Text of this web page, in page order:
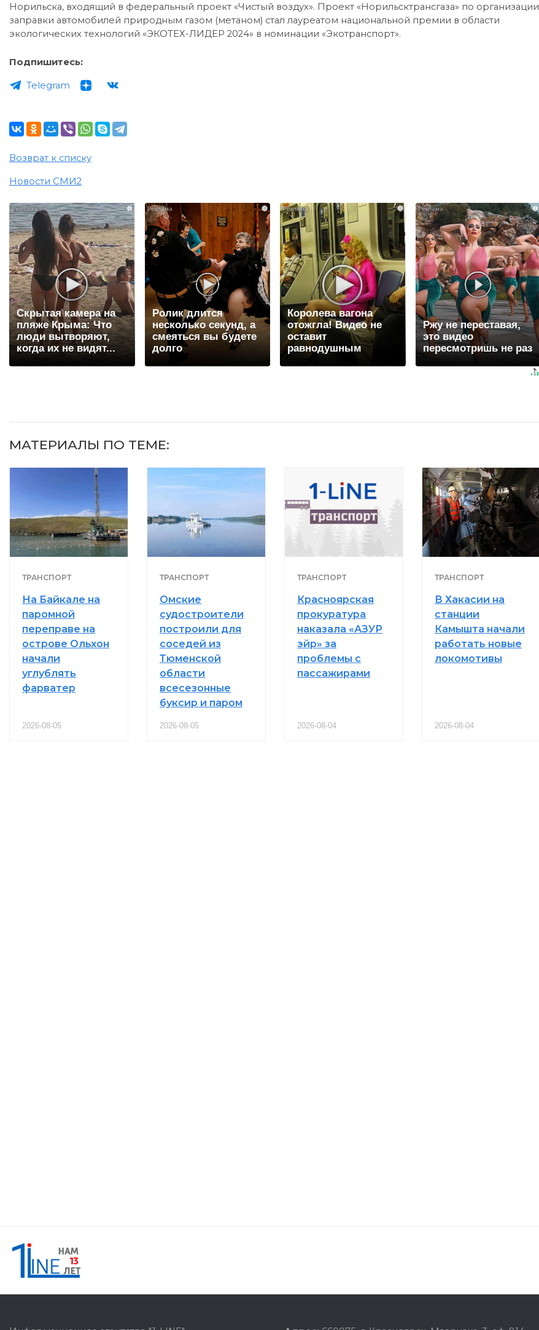
Норильска, входящий в федеральный проект «Чистый воздух». Проект «Норильсктрансгаза» по организации
заправки автомобилей природным газом (метаном) стал лауреатом национальной премии в области
экологических технологий «ЭКОТЕХ-ЛИДЕР 2024» в номинации «Экотранспорт».
Подпишитесь:
Telegram
Возврат к списку
Новости СМИ2
i
Скрытая камера на
пляже Крыма: Что
люди вытворяют,
когда их не видят...
i
Ролик длится
несколько секунд, а
смеяться вы будете
долго
i
Королева вагона
отожгла! Видео не
оставит
равнодушным
i
Ржу не переставая,
это видео
пересмотришь не раз
МАТЕРИАЛЫ ПО ТЕМЕ:
ТРАНСПОРТ
На Байкале на
паромной
переправе на
острове Ольхон
начали
углублять
фарватер
2026-08-05
ТРАНСПОРТ
Омские
судостроители
построили для
соседей из
Тюменской
области
всесезонные
буксир и паром
2026-08-05
ТРАНСПОРТ
Красноярская
прокуратура
наказала «АЗУР
эйр» за
проблемы с
пассажирами
2026-08-04
ТРАНСПОРТ
В Хакасии на
станции
Камышта начали
работать новые
локомотивы
2026-08-04